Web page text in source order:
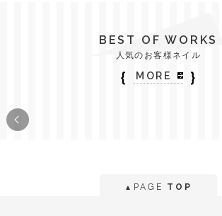
BEST OF WORKS
人気のお客様ネイル
｛ MORE ｝
▲ PAGE TOP